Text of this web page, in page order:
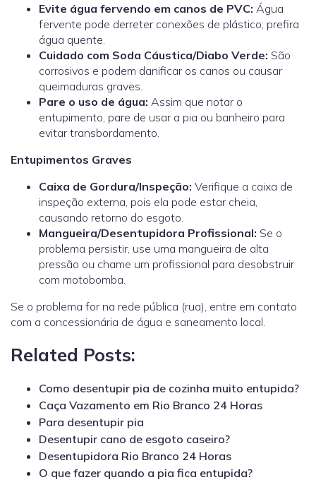
Evite água fervendo em canos de PVC: Água
fervente pode derreter conexões de plástico; prefira
água quente.
Cuidado com Soda Cáustica/Diabo Verde: São
corrosivos e podem danificar os canos ou causar
queimaduras graves.
Pare o uso de água: Assim que notar o
entupimento, pare de usar a pia ou banheiro para
evitar transbordamento.
Entupimentos Graves
Caixa de Gordura/Inspeção: Verifique a caixa de
inspeção externa, pois ela pode estar cheia,
causando retorno do esgoto.
Mangueira/Desentupidora Profissional: Se o
problema persistir, use uma mangueira de alta
pressão ou chame um profissional para desobstruir
com motobomba.
Se o problema for na rede pública (rua), entre em contato
com a concessionária de água e saneamento local.
Related Posts:
Como desentupir pia de cozinha muito entupida?
Caça Vazamento em Rio Branco 24 Horas
Para desentupir pia
Desentupir cano de esgoto caseiro?
Desentupidora Rio Branco 24 Horas
O que fazer quando a pia fica entupida?